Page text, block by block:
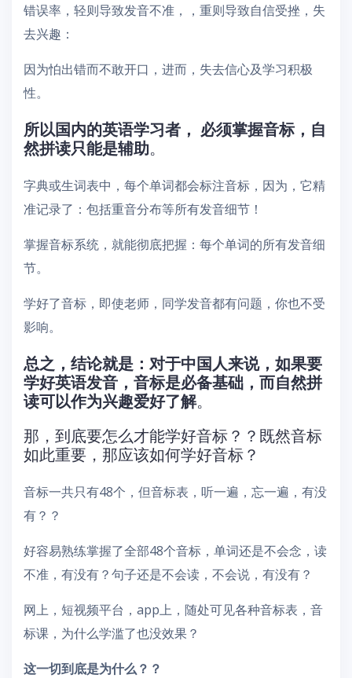
错误率，轻则导致发音不准，，重则导致自信受挫，失
去兴趣：
因为怕出错而不敢开口，进而，失去信心及学习积极
性。
所以国内的英语学习者， 必须掌握音标，自
然拼读只能是辅助。
字典或生词表中，每个单词都会标注音标，因为，它精
准记录了：包括重音分布等所有发音细节！
掌握音标系统，就能彻底把握：每个单词的所有发音细
节。
学好了音标，即使老师，同学发音都有问题，你也不受
影响。
总之，结论就是：对于中国人来说，如果要
学好英语发音，音标是必备基础，而自然拼
读可以作为兴趣爱好了解。
那，到底要怎么才能学好音标？？既然音标
如此重要，那应该如何学好音标？
音标一共只有48个，但音标表，听一遍，忘一遍，有没
有？？
好容易熟练掌握了全部48个音标，单词还是不会念，读
不准，有没有？句子还是不会读，不会说，有没有？
网上，短视频平台，app上，随处可见各种音标表，音
标课，为什么学滥了也没效果？
这一切到底是为什么？？